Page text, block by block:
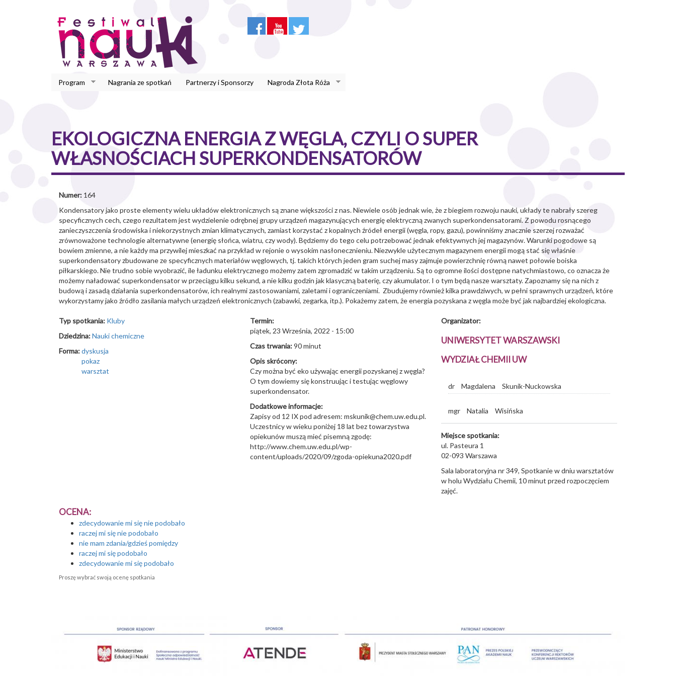
Program Nagrania ze spotkań Partnerzy i Sponsorzy Nagroda Złota Róża
EKOLOGICZNA ENERGIA Z WĘGLA, CZYLI O SUPER
WŁASNOŚCIACH SUPERKONDENSATORÓW
Numer: 164
Kondensatory jako proste elementy wielu układów elektronicznych są znane większości z nas. Niewiele osób jednak wie, że z biegiem rozwoju nauki, układy te nabrały szereg
specyficznych cech, czego rezultatem jest wydzielenie odrębnej grupy urządzeń magazynujących energię elektryczną zwanych superkondensatorami. Z powodu rosnącego
zanieczyszczenia środowiska i niekorzystnych zmian klimatycznych, zamiast korzystać z kopalnych źródeł energii (węgla, ropy, gazu), powinniśmy znacznie szerzej rozważać
zrównoważone technologie alternatywne (energię słońca, wiatru, czy wody). Będziemy do tego celu potrzebować jednak efektywnych jej magazynów. Warunki pogodowe są
bowiem zmienne, a nie każdy ma przywilej mieszkać na przykład w rejonie o wysokim nasłonecznieniu. Niezwykle użytecznym magazynem energii mogą stać się właśnie
superkondensatory zbudowane ze specyficznych materiałów węglowych, tj. takich których jeden gram suchej masy zajmuje powierzchnię równą nawet połowie boiska
piłkarskiego. Nie trudno sobie wyobrazić, ile ładunku elektrycznego możemy zatem zgromadzić w takim urządzeniu. Są to ogromne ilości dostępne natychmiastowo, co oznacza że
możemy naładować superkondensator w przeciągu kilku sekund, a nie kilku godzin jak klasyczną baterię, czy akumulator. I o tym będą nasze warsztaty. Zapoznamy się na nich z
budową i zasadą działania superkondensatorów, ich realnymi zastosowaniami, zaletami i ograniczeniami. Zbudujemy również kilka prawdziwych, w pełni sprawnych urządzeń, które
wykorzystamy jako źródło zasilania małych urządzeń elektronicznych (zabawki, zegarka, itp.). Pokażemy zatem, że energia pozyskana z węgla może być jak najbardziej ekologiczna.
Typ spotkania: Kluby
Dziedzina:Nauki chemiczne
Forma:dyskusja
pokaz
warsztat
Termin:
piątek, 23 Września, 2022 - 15:00
Czas trwania:90 minut
Opis skrócony:
Czy można być eko używając energii pozyskanej z węgla?
O tym dowiemy się konstruując i testując węglowy
superkondensator.
Dodatkowe informacje:
Zapisy od 12 IX pod adresem: mskunik@chem.uw.edu.pl.
Uczestnicy w wieku poniżej 18 lat bez towarzystwa
opiekunów muszą mieć pisemną zgodę:
http://www.chem.uw.edu.pl/wp-
content/uploads/2020/09/zgoda-opiekuna2020.pdf
Organizator:
UNIWERSYTET WARSZAWSKI
WYDZIAŁ CHEMII UW
dr Magdalena Skunik-Nuckowska
mgr Natalia Wisińska
Miejsce spotkania:
ul. Pasteura 1
02-093 Warszawa
Sala laboratoryjna nr 349, Spotkanie w dniu warsztatów
w holu Wydziału Chemii, 10 minut przed rozpoczęciem
zajęć.
OCENA:
zdecydowanie mi się nie podobało
raczej mi się nie podobało
nie mam zdania/gdzieś pomiędzy
raczej mi się podobało
zdecydowanie mi się podobało
Proszę wybrać swoją ocenę spotkania